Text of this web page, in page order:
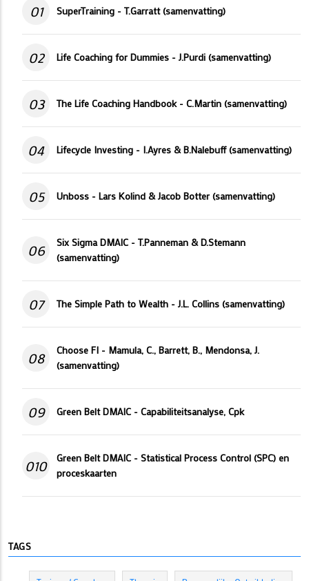
01 SuperTraining - T.Garratt (samenvatting)
02 Life Coaching for Dummies - J.Purdi (samenvatting)
03 The Life Coaching Handbook - C.Martin (samenvatting)
04 Lifecycle Investing - I.Ayres & B.Nalebuff (samenvatting)
05 Unboss - Lars Kolind & Jacob Botter (samenvatting)
06
Six Sigma DMAIC - T.Panneman & D.Stemann
(samenvatting)
07 The Simple Path to Wealth - J.L. Collins (samenvatting)
08
Choose FI - Mamula, C., Barrett, B., Mendonsa, J.
(samenvatting)
09 Green Belt DMAIC - Capabiliteitsanalyse, Cpk
010
Green Belt DMAIC - Statistical Process Control (SPC) en
proceskaarten
TAGS